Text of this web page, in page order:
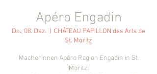
Apéro Engadin
Do., 08. Dez.
CHÂTEAU PAPILLON des Arts de
St. Moritz
Macherinnen Apéro Region Engadin in St.
Moritz: